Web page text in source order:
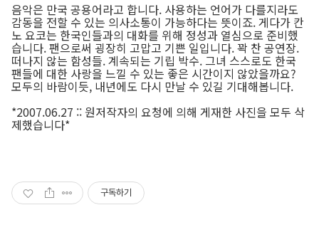
음악은 만국 공용어라고 합니다. 사용하는 언어가 다를지라도
감동을 전할 수 있는 의사소통이 가능하다는 뜻이죠. 게다가 칸
노 요코는 한국인들과의 대화를 위해 정성과 열심으로 준비했
습니다. 팬으로써 굉장히 고맙고 기쁜 일입니다. 꽉 찬 공연장.
떠나지 않는 함성들. 계속되는 기립 박수. 그녀 스스로도 한국
팬들에 대한 사랑을 느낄 수 있는 좋은 시간이지 않았을까요?
모두의 바람이듯, 내년에도 다시 만날 수 있길 기대해봅니다.
*2007.06.27 :: 원저작자의 요청에 의해 게재한 사진을 모두 삭
제했습니다*
구독하기